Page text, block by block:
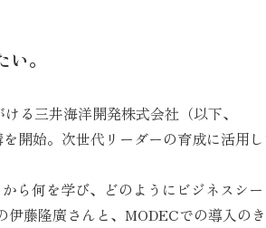
。
る三井海洋開発株式会社（以下、
開始。次世代リーダーの育成に活用
ら何を学び、どのようにビジネスシ
藤隆廣さんと、MODECでの導入の